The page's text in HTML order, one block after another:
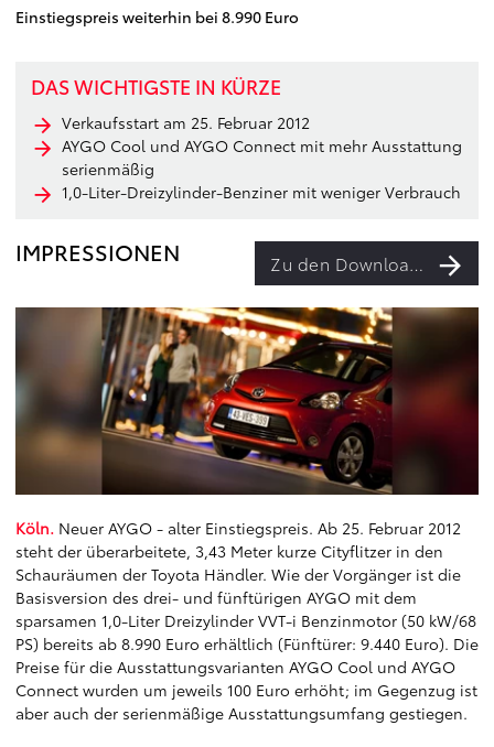
Einstiegspreis weiterhin bei 8.990 Euro
DAS WICHTIGSTE IN KÜRZE
Verkaufsstart am 25. Februar 2012
AYGO Cool und AYGO Connect mit mehr Ausstattung
serienmäßig
1,0-Liter-Dreizylinder-Benziner mit weniger Verbrauch
IMPRESSIONEN Zu den Downloads
Köln. Neuer AYGO - alter Einstiegspreis. Ab 25. Februar 2012
steht der überarbeitete, 3,43 Meter kurze Cityflitzer in den
Schauräumen der Toyota Händler. Wie der Vorgänger ist die
Basisversion des drei- und fünftürigen AYGO mit dem
sparsamen 1,0-Liter Dreizylinder VVT-i Benzinmotor (50 kW/68
PS) bereits ab 8.990 Euro erhältlich (Fünftürer: 9.440 Euro). Die
Preise für die Ausstattungsvarianten AYGO Cool und AYGO
Connect wurden um jeweils 100 Euro erhöht; im Gegenzug ist
aber auch der serienmäßige Ausstattungsumfang gestiegen.